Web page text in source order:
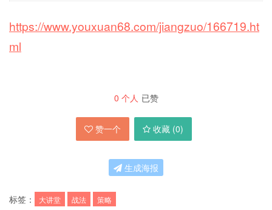
https://www.youxuan68.com/jiangzuo/166719.ht
ml
0 个人 已赞
赞一个 收藏 (0)
生成海报
标签： 大讲堂 战法 策略